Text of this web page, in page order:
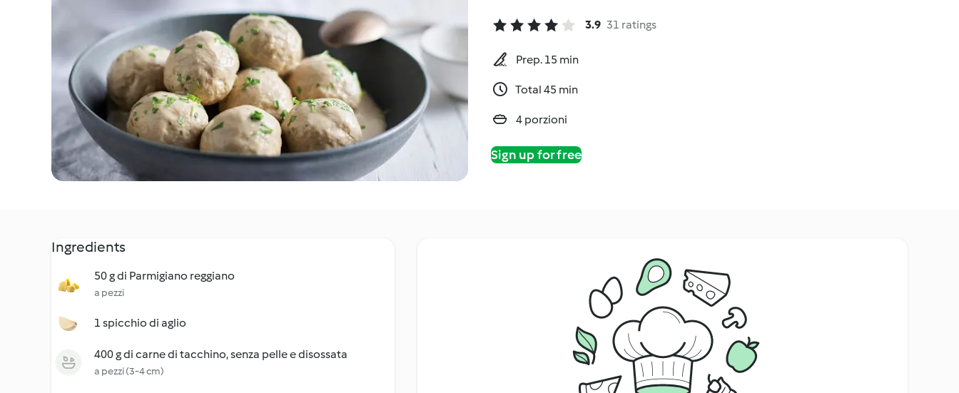
3.9 31 ratings
Prep. 15 min
Total 45 min
4 porzioni
Sign up for free
Ingredients
50 g di Parmigiano reggiano
a pezzi
1 spicchio di aglio
400 g di carne di tacchino, senza pelle e disossata
a pezzi (3-4 cm)